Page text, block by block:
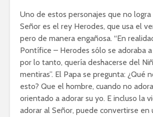
Uno de estos personajes que no logra
Señor es el rey Herodes, que usa el
pero de manera engañosa. “En
Pontífice – Herodes sólo se adoraba a
por lo tanto, quería deshacerse del
mentiras”. El Papa se pregunta: ¿Qué
esto? Que el hombre, cuando no
orientado a adorar su yo. E incluso la
adorar al Señor, puede convertirse en